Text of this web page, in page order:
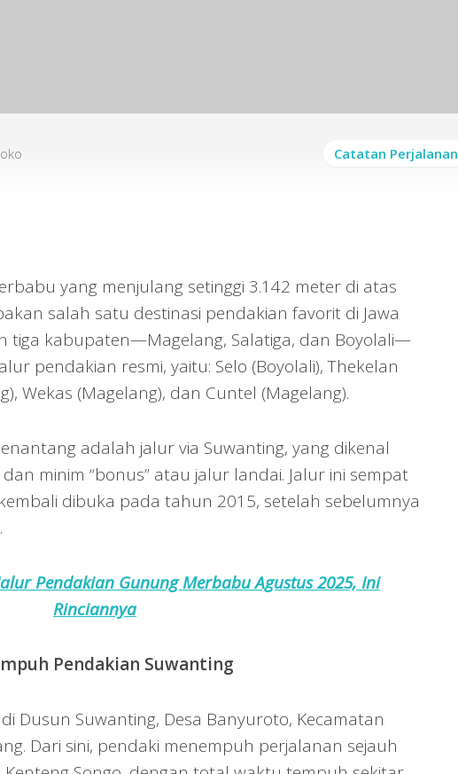
Catatan Perjalanan
yang menjulang setinggi 3.142 meter di atas
salah satu destinasi pendakian favorit di Jawa
tiga kabupaten—Magelang, Salatiga, dan Boyolali—
pendakian resmi, yaitu: Selo (Boyolali), Thekelan
Wekas (Magelang), dan Cuntel (Magelang).
adalah jalur via Suwanting, yang dikenal
minim “bonus” atau jalur landai. Jalur ini sempat
dibuka pada tahun 2015, setelah sebelumnya
Pendakian Gunung Merbabu Agustus 2025, Ini
Rinciannya
Pendakian Suwanting
Dusun Suwanting, Desa Banyuroto, Kecamatan
Dari sini, pendaki menempuh perjalanan sejauh